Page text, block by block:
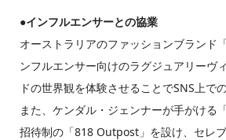
●インフルエンサーとの協業
オーストラリアのファッションブランド
ンフルエンサー向けのラグジュアリーヴ
ドの世界観を体験させることでSNS上で
また、ケンダル・ジェンナーが手がける
招待制の「818 Outpost」を設け、セレ